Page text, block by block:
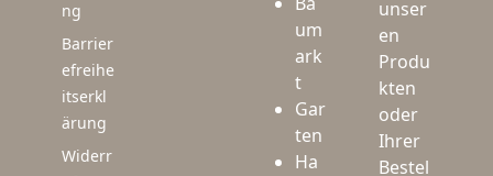
ng
Barrier
efreihe
itserkl
ärung
Widerr
um
ark
t
Gar
ten
Ha
unser
en
Produ
kten
oder
Ihrer
Bestel